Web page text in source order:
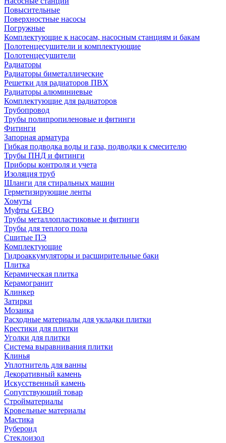
Повысительные
Поверхностные насосы
Погружные
Комплектующие к насосам, насосным станциям и бакам
Полотенцесушители и комплектующие
Полотенцесушители
Радиаторы
Радиаторы биметаллические
Решетки для радиаторов ПВХ
Радиаторы алюминиевые
Комплектующие для радиаторов
Трубопровод
Трубы полипропиленовые и фитинги
Фитинги
Запорная арматура
Гибкая подводка воды и газа, подводки к смесителю
Трубы ПНД и фитинги
Приборы контроля и учета
Изоляция труб
Шланги для стиральных машин
Герметизирующие ленты
Хомуты
Муфты GEBO
Трубы металлопластиковые и фитинги
Трубы для теплого пола
Сшитые ПЭ
Комплектующие
Гидроаккумуляторы и расширительные баки
Плитка
Керамическая плитка
Керамогранит
Клинкер
Затирки
Мозаика
Расходные материалы для укладки плитки
Крестики для плитки
Уголки для плитки
Система выравнивания плитки
Клинья
Уплотнитель для ванны
Декоративный камень
Искусственный камень
Сопутствующий товар
Стройматериалы
Кровельные материалы
Мастика
Рубероид
Стеклоизол